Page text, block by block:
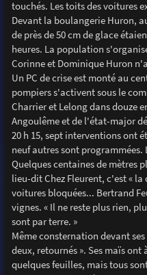
touchés. Les toits des voitures
Devant la boulangerie Huron,
de près de 50 cm de glace
heures. La population
Corinne et Dominique Huron
Un PC de crise est monté au
pompiers s'activent sous le
Charrier et Lelong dans douze
Angoulême et de l'état-major
20 h 15, sept interventions ont
neuf autres sont programmées.
Quelques centaines de mètres
lieu-dit Chez Fleurent, c'est «
voitures bloquées... Bertrand
vignes. « Il ne reste plus rien,
sont par terre. »
Même consternation devant
deux, retournés ». Ses maïs ont
quelques feuilles, mais tous